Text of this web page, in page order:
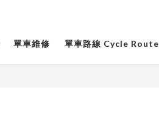
單車維修 單車路線 Cycle Route